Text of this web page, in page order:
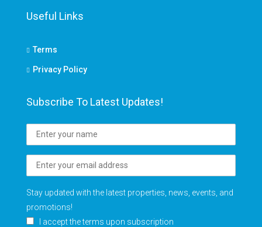
Useful Links
Terms
Privacy Policy
Subscribe To Latest Updates!
Stay updated with the latest properties, news, events, and
promotions!
I accept the terms upon subscription